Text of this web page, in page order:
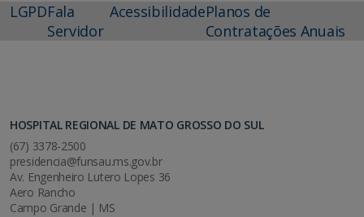
LGPDFala
Servidor
AcessibilidadePlanos de
Contratações Anuais
HOSPITAL REGIONAL DE MATO GROSSO DO SUL
(67) 3378-2500
presidencia@funsau.ms.gov.br
Av. Engenheiro Lutero Lopes 36
Aero Rancho
Campo Grande | MS